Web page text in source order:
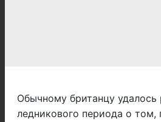
Обычному британцу удалось
ледникового периода о том,